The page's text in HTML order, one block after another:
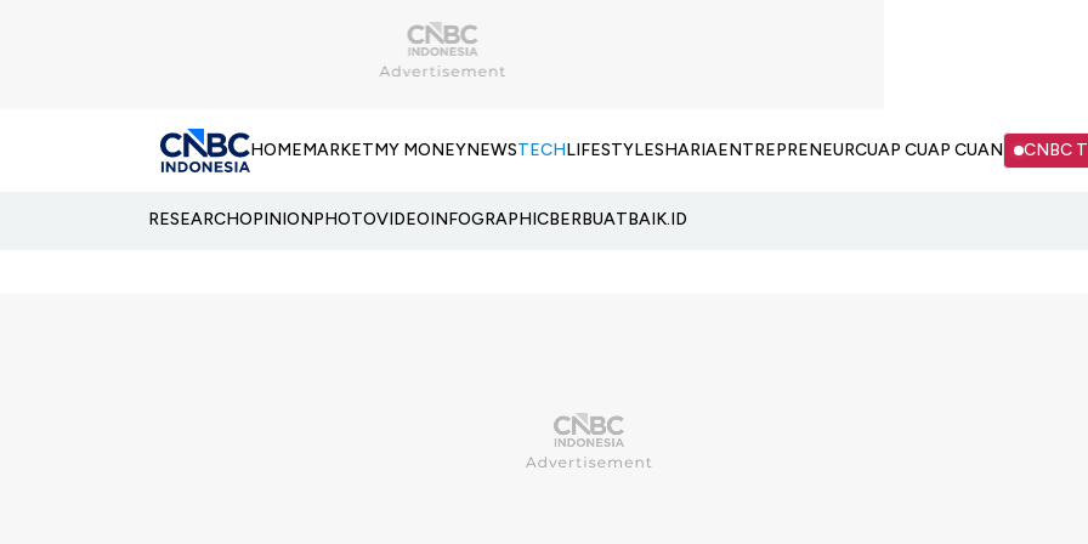
HOMEMARKETMY MONEYNEWSTECHLIFESTYLESHARIAENTREPRENEURCUAP CUAP CUAN CNBC
RESEARCHOPINIONPHOTOVIDEOINFOGRAPHICBERBUATBAIK.ID